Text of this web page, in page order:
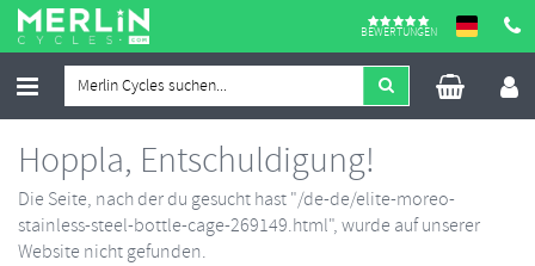
BEWERTUNGEN
Hoppla, Entschuldigung!
Die Seite, nach der du gesucht hast "/de-de/elite-moreo-
stainless-steel-bottle-cage-269149.html", wurde auf unserer
Website nicht gefunden.